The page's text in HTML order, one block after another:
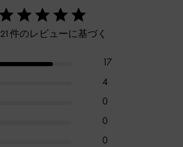
21件のレビューに基づく
17
4
0
0
0